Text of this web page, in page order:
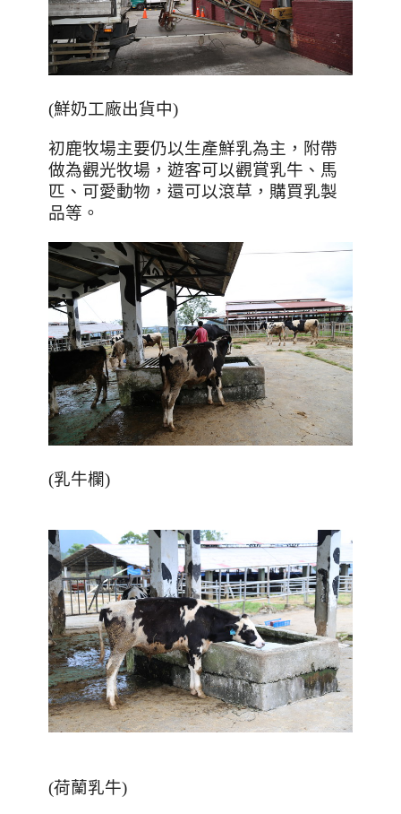
(鮮奶工廠出貨中)
初鹿牧場主要仍以生產鮮乳為主，附帶
做為觀光牧場，遊客可以觀賞乳牛、馬
匹、可愛動物，還可以滾草，購買乳製
品等。
(乳牛欄)
(荷蘭乳牛)